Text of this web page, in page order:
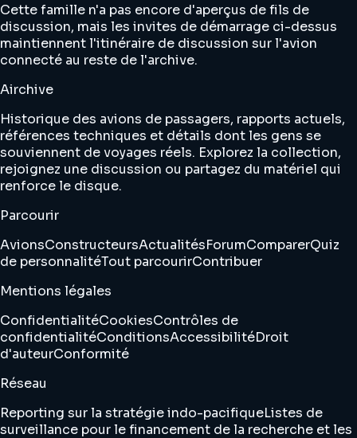
Cette famille n'a pas encore d'aperçus de fils de
discussion, mais les invites de démarrage ci-dessus
maintiennent l'itinéraire de discussion sur l'avion
connecté au reste de l'archive.
Airchive
Historique des avions de passagers, rapports actuels,
références techniques et détails dont les gens se
souviennent de voyages réels. Explorez la collection,
rejoignez une discussion ou partagez du matériel qui
renforce le disque.
Parcourir
AvionsConstructeursActualitésForumComparerQuiz
de personnalitéTout parcourirContribuer
Mentions légales
ConfidentialitéCookiesContrôles de
confidentialitéConditionsAccessibilitéDroit
d'auteurConformité
Réseau
Reporting sur la stratégie indo-pacifiqueListes de
surveillance pour le financement de la recherche et les